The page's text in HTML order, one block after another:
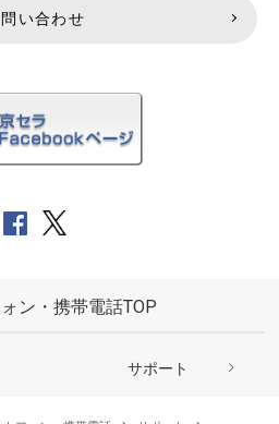
い合わせ
ン・携帯電話TOP
サポート